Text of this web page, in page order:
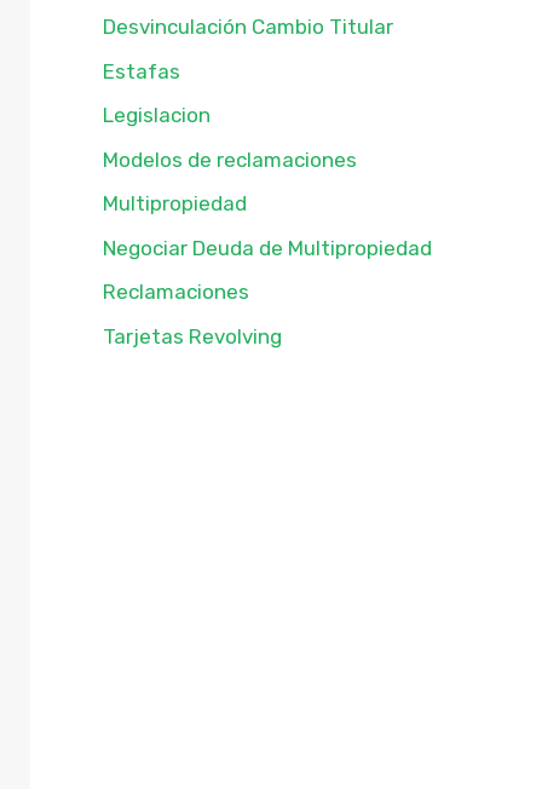
Desvinculación Cambio Titular
Estafas
Legislacion
Modelos de reclamaciones
Multipropiedad
Negociar Deuda de Multipropiedad
Reclamaciones
Tarjetas Revolving